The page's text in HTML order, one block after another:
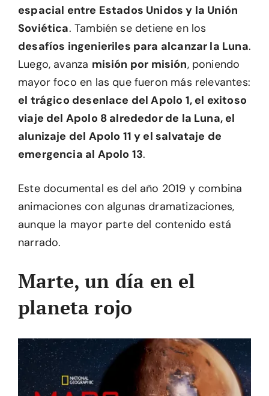
espacial entre Estados Unidos y la Unión
Soviética. También se detiene en los
desafíos ingenieriles para alcanzar la Luna.
Luego, avanza misión por misión, poniendo
mayor foco en las que fueron más relevantes:
el trágico desenlace del Apolo 1, el exitoso
viaje del Apolo 8 alrededor de la Luna, el
alunizaje del Apolo 11 y el salvataje de
emergencia al Apolo 13.
Este documental es del año 2019 y combina
animaciones con algunas dramatizaciones,
aunque la mayor parte del contenido está
narrado.
Marte, un día en el
planeta rojo